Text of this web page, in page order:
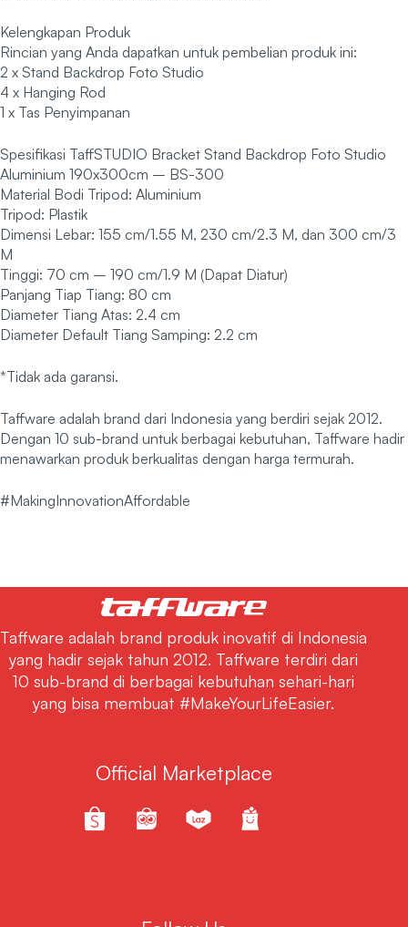
Kelengkapan Produk
Rincian yang Anda dapatkan untuk pembelian produk ini:
2 x Stand Backdrop Foto Studio
4 x Hanging Rod
1 x Tas Penyimpanan
Spesifikasi TaffSTUDIO Bracket Stand Backdrop Foto Studio
Aluminium 190x300cm – BS-300
Material Bodi Tripod: Aluminium
Tripod: Plastik
Dimensi Lebar: 155 cm/1.55 M, 230 cm/2.3 M, dan 300 cm/3
M
Tinggi: 70 cm – 190 cm/1.9 M (Dapat Diatur)
Panjang Tiap Tiang: 80 cm
Diameter Tiang Atas: 2.4 cm
Diameter Default Tiang Samping: 2.2 cm
*Tidak ada garansi.
Taffware adalah brand dari Indonesia yang berdiri sejak 2012.
Dengan 10 sub-brand untuk berbagai kebutuhan, Taffware hadir
menawarkan produk berkualitas dengan harga termurah.
#MakingInnovationAffordable
Taffware adalah brand produk inovatif di Indonesia
yang hadir sejak tahun 2012. Taffware terdiri dari
10 sub-brand di berbagai kebutuhan sehari-hari
yang bisa membuat #MakeYourLifeEasier.
Official Marketplace